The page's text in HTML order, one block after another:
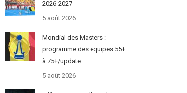
2026-2027
5 août 2026
Mondial des Masters :
programme des équipes 55+
à 75+/update
5 août 2026